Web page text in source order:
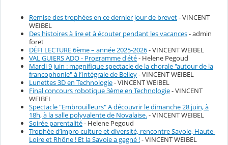
Remise des trophées en ce dernier jour de brevet- VINCENT
WEIBEL
Des histoires à lire et à écouter pendant les vacances- admin
foret
DÉFI LECTURE 6ème – année 2025-2026- VINCENT WEIBEL
VAL GUIERS ADO - Programme d'été- Helene Pegoud
Mardi 9 juin : magnifique spectacle de la chorale "autour de la
francophonie" à l’Intégrale de Belley- VINCENT WEIBEL
Lunettes 3D en Technologie- VINCENT WEIBEL
Final concours robotique 3ème en Technologie- VINCENT
WEIBEL
Spectacle "Embrouilleurs" A découvrir le dimanche 28 juin, à
18h, à la salle polyvalente de Novalaise.- VINCENT WEIBEL
Soirée parentalité- Helene Pegoud
Trophée d’impro culture et diversité, rencontre Savoie, Haute-
Loire et Rhône ! Et la Savoie a gagné !- VINCENT WEIBEL